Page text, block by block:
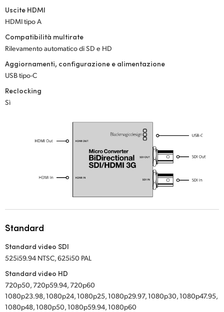
Spain
Sweden
Uscite HDMI
HDMI tipo A
Compatibilità multirate
Rilevamento automatico di SD e HD
Aggiornamenti, configurazione e alimentazione
USB tipo-C
Reclocking
Sì
Standard
Standard video SDI
525i59.94 NTSC, 625i50 PAL
Standard video HD
720p50, 720p59.94, 720p60
1080p23.98, 1080p24, 1080p25, 1080p29.97, 1080p30, 1080p47.95,
1080p48, 1080p50, 1080p59.94, 1080p60